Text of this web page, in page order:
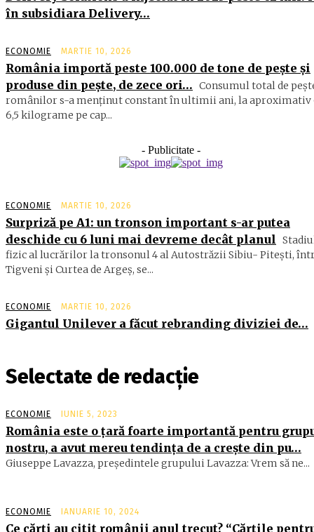
în subsidiara Delivery…
ECONOMIE MARTIE 10, 2026
România importă peste 100.000 de tone de peşte şi
produse din peşte, de zece ori… Consumul total de
ro­mâ­nilor s-a menţinut constant în ul­timii ani, la aproximativ
6,5 ki­lograme pe cap...
- Publicitate -
ECONOMIE MARTIE 10, 2026
Surpriză pe A1: un tronson important s-ar putea
deschide cu 6 luni mai devreme decât planul
fizic al lucrărilor la tronsonul 4 al Autostrăzii Sibiu- Piteşti,
Tigveni şi Curtea de Argeş, se...
ECONOMIE MARTIE 10, 2026
Gigantul Unilever a făcut rebranding diviziei de…
Selectate de redacție
ECONOMIE IUNIE 5, 2023
România este o ţară foarte importantă pentru
nostru, a avut mereu tendinţa de a creşte din pu…
Giuseppe Lavazza, preşedintele grupului Lavazza: Vrem să ne...
ECONOMIE IANUARIE 10, 2024
Ce cărți au citit românii anul trecut? “Cărţile